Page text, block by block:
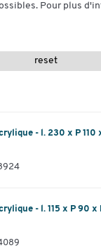
Pour plus
reset
- l. 230 x P
- l. 115 x P 90 x